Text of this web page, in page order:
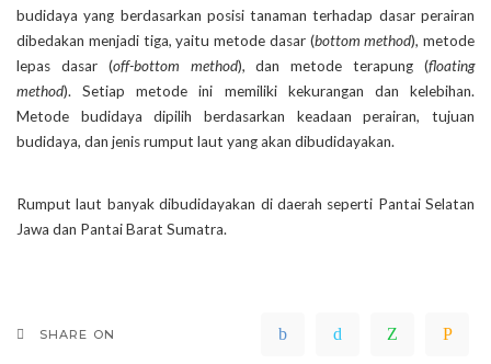
budidaya yang berdasarkan posisi tanaman terhadap dasar perairan
dibedakan menjadi tiga, yaitu metode dasar (bottom method), metode
lepas dasar (off-bottom method), dan metode terapung (floating
method). Setiap metode ini memiliki kekurangan dan kelebihan.
Metode budidaya dipilih berdasarkan keadaan perairan, tujuan
budidaya, dan jenis rumput laut yang akan dibudidayakan.
Rumput laut banyak dibudidayakan di daerah seperti Pantai Selatan
Jawa dan Pantai Barat Sumatra.
SHARE ON